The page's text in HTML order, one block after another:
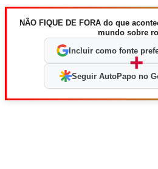
NÃO FIQUE DE FORA do que
mundo sobre
Incluir como fonte
+
Seguir AutoPapo no